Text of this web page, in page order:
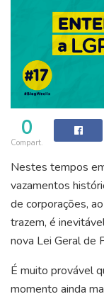
0
Compart.
Nestes tempos
vazamentos
de corporações,
trazem, é
nova Lei Geral de
É muito provável
momento ainda